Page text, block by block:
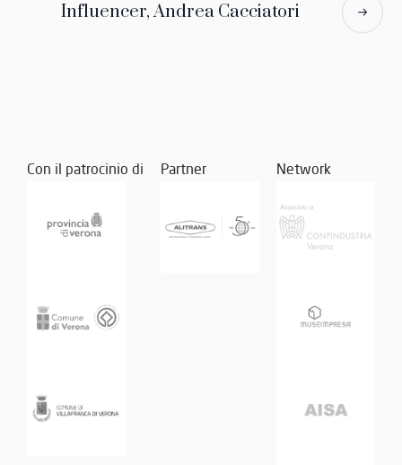
Influencer, Andrea Cacciatori
Con il patrocinio di Partner Network